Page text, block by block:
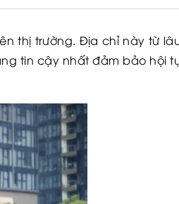
thị trường. Địa chỉ này từ
tin cậy nhất đảm bảo hội